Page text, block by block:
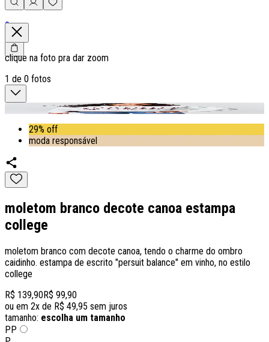
0
clique na foto pra dar zoom
1 de 0 fotos
29% off
moda responsável
moletom branco decote canoa estampa
college
moletom branco com decote canoa, tendo o charme do ombro
caidinho. estampa de escrito "persuit balance" em vinho, no estilo
college
R$ 139,90R$ 99,90
ou em 2x de R$ 49,95 sem juros
tamanho: escolha um tamanho
PP